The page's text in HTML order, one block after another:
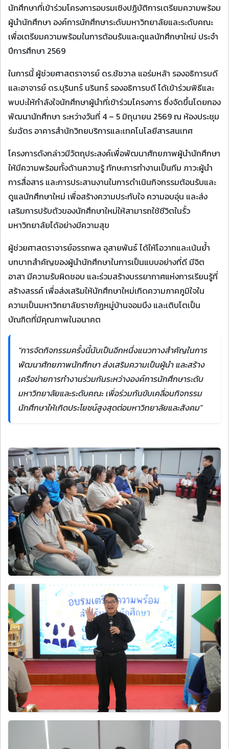
นักศึกษาที่เข้าร่วมโครงการอบรมเชิงปฏิบัติการเตรียมความพร้อม
ผู้นำนักศึกษา องค์การนักศึกษาระดับมหาวิทยาลัยและระดับคณะ
เพื่อเตรียมความพร้อมในการต้อนรับและดูแลนักศึกษาใหม่ ประจำ
ปีการศึกษา 2569
ในการนี้ ผู้ช่วยศาสตราจารย์ ดร.ชัชวาล แอร่มหล้า รองอธิการบดี
และอาจารย์ ดร.บุรินทร์ นรินทร์ รองอธิการบดี ได้เข้าร่วมพิธีและ
พบปะให้กำลังใจนักศึกษาผู้นำที่เข้าร่วมโครงการ ซึ่งจัดขึ้นโดยกอง
พัฒนานักศึกษา ระหว่างวันที่ 4 – 5 มิถุนายน 2569 ณ ห้องประชุม
ร่มฉัตร อาคารสำนักวิทยบริการและเทคโนโลยีสารสนเทศ
โครงการดังกล่าวมีวัตถุประสงค์เพื่อพัฒนาศักยภาพผู้นำนักศึกษา
ให้มีความพร้อมทั้งด้านความรู้ ทักษะการทำงานเป็นทีม ภาวะผู้นำ
การสื่อสาร และการประสานงานในการดำเนินกิจกรรมต้อนรับและ
ดูแลนักศึกษาใหม่ เพื่อสร้างความประทับใจ ความอบอุ่น และส่ง
เสริมการปรับตัวของนักศึกษาใหม่ให้สามารถใช้ชีวิตในรั้ว
มหาวิทยาลัยได้อย่างมีความสุข
ผู้ช่วยศาสตราจารย์อรรถพล อุสายพันธ์ ได้ให้โอวาทและเน้นย้ำ
บทบาทสำคัญของผู้นำนักศึกษาในการเป็นแบบอย่างที่ดี มีจิต
อาสา มีความรับผิดชอบ และร่วมสร้างบรรยากาศแห่งการเรียนรู้ที่
สร้างสรรค์ เพื่อส่งเสริมให้นักศึกษาใหม่เกิดความภาคภูมิใจใน
ความเป็นมหาวิทยาลัยราชภัฏหมู่บ้านจอมบึง และเติบโตเป็น
บัณฑิตที่มีคุณภาพในอนาคต
"การจัดกิจกรรมครั้งนี้นับเป็นอีกหนึ่งแนวทางสำคัญในการ
พัฒนาศักยภาพนักศึกษา ส่งเสริมความเป็นผู้นำ และสร้าง
เครือข่ายการทำงานร่วมกันระหว่างองค์การนักศึกษาระดับ
มหาวิทยาลัยและระดับคณะ เพื่อร่วมกันขับเคลื่อนกิจกรรม
นักศึกษาให้เกิดประโยชน์สูงสุดต่อมหาวิทยาลัยและสังคม"